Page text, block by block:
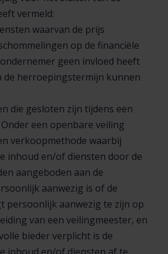
vermeld:
waarvan de prijs
op de financiële
geen invloed heeft
de herroepingstermijn kunnen
die gesloten zijn tijdens een
een openbare veiling
verkoopmethode waarbij
inhoud en/of diensten door de
aangeboden aan de
aanwezig is of de
persoonlijk aanwezig te zijn op
van een veilingmeester, en
bieder verplicht is de